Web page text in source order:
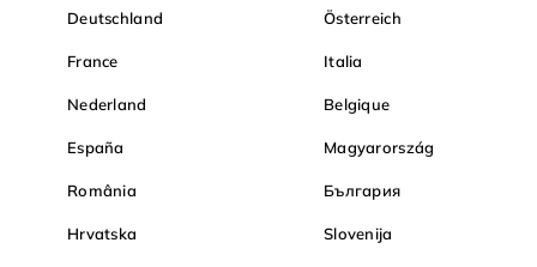
Deutschland Österreich
France Italia
Nederland Belgique
España Magyarország
România България
Hrvatska Slovenija